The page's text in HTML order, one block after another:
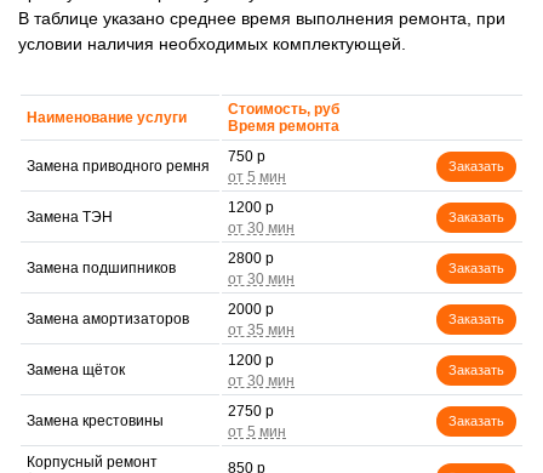
В таблице указано среднее время выполнения ремонта, при
условии наличия необходимых комплектующей.
Наименование услуги
Стоимость, руб
Время ремонта
Замена приводного ремня
750 р
Заказать
Замена ТЭН
1200 р
Заказать
Замена подшипников
2800 р
Заказать
Замена амортизаторов
2000 р
Заказать
Замена щёток
1200 р
Заказать
Замена крестовины
2750 р
Заказать
Корпусный ремонт
850 р